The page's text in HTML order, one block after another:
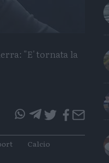
"E' tornata la
articoloarticolo
Calcio